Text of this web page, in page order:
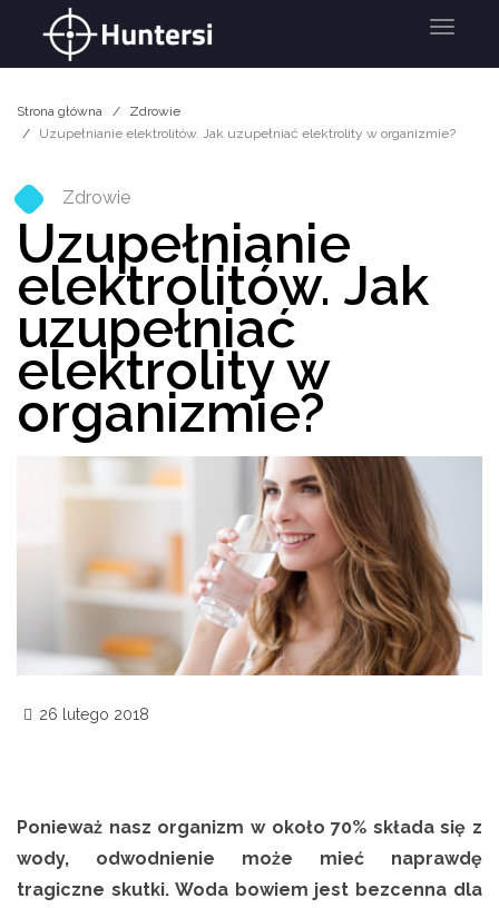
Menu
Strona główna
Zdrowie
Uzupełnianie elektrolitów. Jak uzupełniać elektrolity w organizmie?
Zdrowie
Uzupełnianie
elektrolitów. Jak
uzupełniać
elektrolity w
organizmie?
26 lutego 2018
Ponieważ nasz organizm w około 70% składa się z
wody, odwodnienie może mieć naprawdę
tragiczne skutki. Woda bowiem jest bezcenna dla